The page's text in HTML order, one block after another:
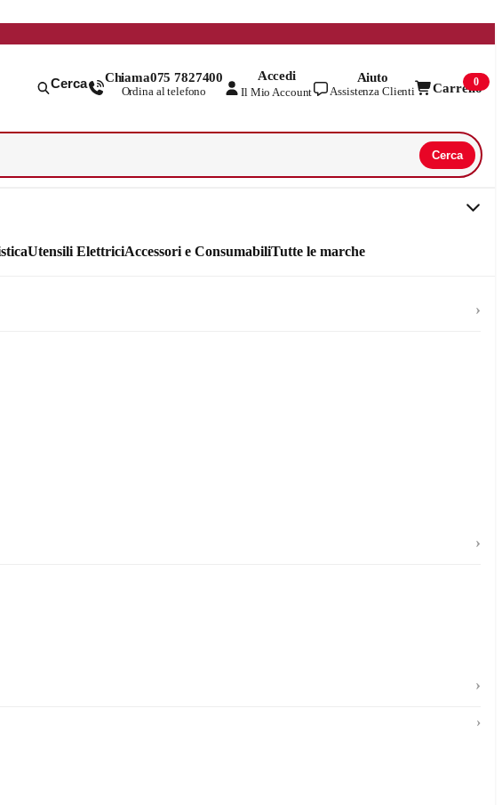
Cerca Chiama075 7827400
Ordina al telefono
Accedi
Il Mio Account
Aiuto
Assistenza Clienti Carrello
0
Cerca
Utensili ElettriciAccessori e ConsumabiliTutte le marche